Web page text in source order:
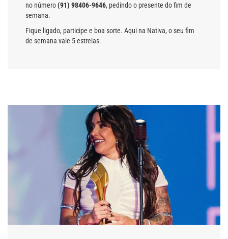
no número(91) 98406-9646, pedindo o presente do fim de
semana.
Fique ligado, participe e boa sorte. Aqui na Nativa, o seu fim
de semana vale 5 estrelas.